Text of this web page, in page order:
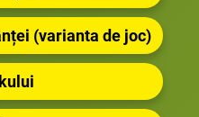
(varianta de joc)